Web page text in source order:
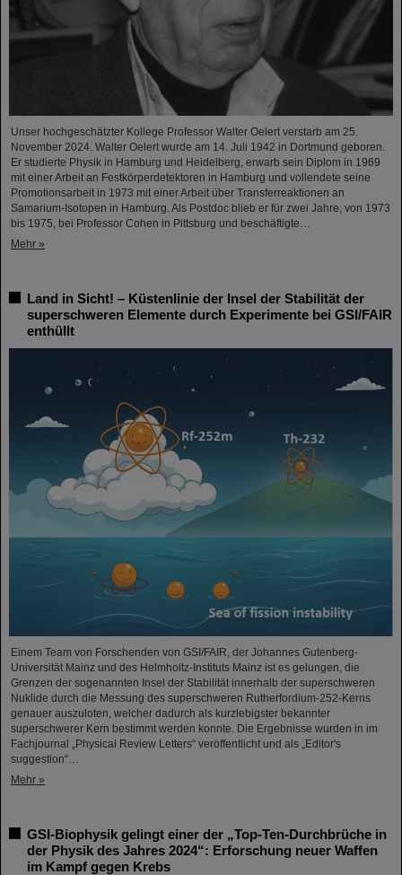
Unser hochgeschätzter Kollege Professor Walter Oelert verstarb am 25.
November 2024. Walter Oelert wurde am 14. Juli 1942 in Dortmund geboren.
Er studierte Physik in Hamburg und Heidelberg, erwarb sein Diplom in 1969
mit einer Arbeit an Festkörperdetektoren in Hamburg und vollendete seine
Promotionsarbeit in 1973 mit einer Arbeit über Transferreaktionen an
Samarium-Isotopen in Hamburg. Als Postdoc blieb er für zwei Jahre, von 1973
bis 1975, bei Professor Cohen in Pittsburg und beschäftigte…
Mehr »
Land in Sicht! – Küstenlinie der Insel der Stabilität der
superschweren Elemente durch Experimente bei GSI/FAIR
enthüllt
Einem Team von Forschenden von GSI/FAIR, der Johannes Gutenberg-
Universität Mainz und des Helmholtz-Instituts Mainz ist es gelungen, die
Grenzen der sogenannten Insel der Stabilität innerhalb der superschweren
Nuklide durch die Messung des superschweren Rutherfordium-252-Kerns
genauer auszuloten, welcher dadurch als kurzlebigster bekannter
superschwerer Kern bestimmt werden konnte. Die Ergebnisse wurden in im
Fachjournal „Physical Review Letters“ veröffentlicht und als „Editor's
suggestion“…
Mehr »
GSI-Biophysik gelingt einer der „Top-Ten-Durchbrüche in
der Physik des Jahres 2024“: Erforschung neuer Waffen
im Kampf gegen Krebs